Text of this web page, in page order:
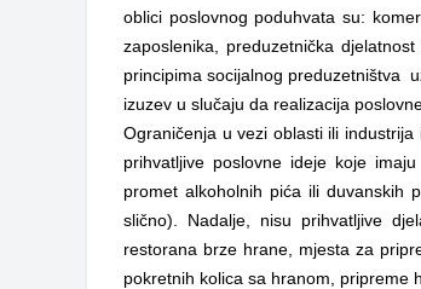
oblici poslovnog poduhvata su:
zaposlenika, preduzetnička
principima socijalnog preduzetništva
izuzev u slučaju da realizacija
Ograničenja u vezi oblasti ili
prihvatljive poslovne ideje koje
promet alkoholnih pića ili duvanskih
slično). Nadalje, nisu prihvatljive
restorana brze hrane, mjesta za
pokretnih kolica sa hranom, pripreme